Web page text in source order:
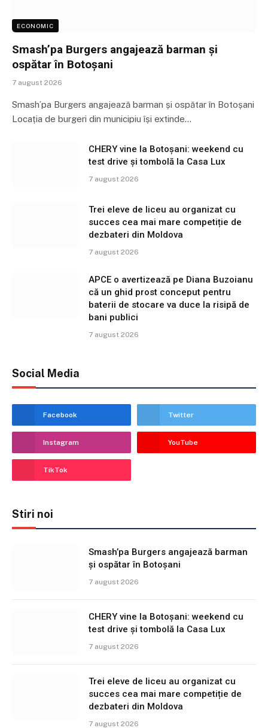
ECONOMIC
Smash’pa Burgers angajează barman și
ospătar în Botoșani
7 august 2026
Smash’pa Burgers angajează barman și ospătar în Botoșani
Locația de burgeri din municipiu își extinde…
CHERY vine la Botoșani: weekend cu
test drive și tombolă la Casa Lux
7 august 2026
Trei eleve de liceu au organizat cu
succes cea mai mare competiție de
dezbateri din Moldova
7 august 2026
APCE o avertizează pe Diana Buzoianu
că un ghid prost conceput pentru
baterii de stocare va duce la risipă de
bani publici
7 august 2026
Social Media
Facebook Twitter
Instagram YouTube
TikTok
Stiri noi
Smash’pa Burgers angajează barman
și ospătar în Botoșani
7 august 2026
CHERY vine la Botoșani: weekend cu
test drive și tombolă la Casa Lux
7 august 2026
Trei eleve de liceu au organizat cu
succes cea mai mare competiție de
dezbateri din Moldova
7 august 2026